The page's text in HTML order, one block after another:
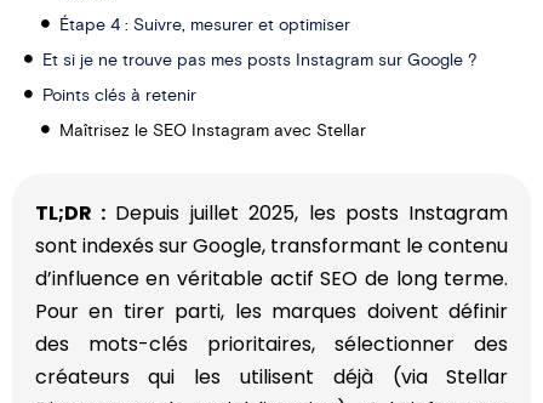
Étape 4 : Suivre, mesurer et optimiser
Et si je ne trouve pas mes posts Instagram sur Google ?
Points clés à retenir
Maîtrisez le SEO Instagram avec Stellar
TL;DR :Depuis juillet 2025, les posts Instagram
sont indexés sur Google, transformant le contenu
d’influence en véritable actif SEO de long terme.
Pour en tirer parti, les marques doivent définir
des mots-clés prioritaires, sélectionner des
créateurs qui les utilisent déjà (via Stellar